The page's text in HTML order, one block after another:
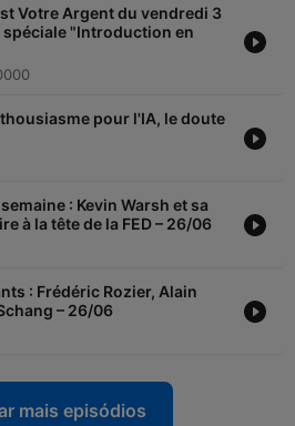
Votre Argent du vendredi 3
"Introduction en
pour l'IA, le doute
: Kevin Warsh et sa
à la tête de la FED – 26/06
: Frédéric Rozier, Alain
– 26/06
mais episódios